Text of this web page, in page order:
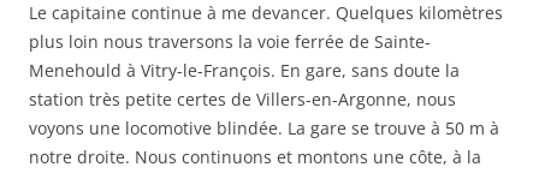
Le capitaine continue à me devancer. Quelques kilomètres
plus loin nous traversons la voie ferrée de Sainte-
Menehould à Vitry-le-François. En gare, sans doute la
station très petite certes de Villers-en-Argonne, nous
voyons une locomotive blindée. La gare se trouve à 50 m à
notre droite. Nous continuons et montons une côte, à la